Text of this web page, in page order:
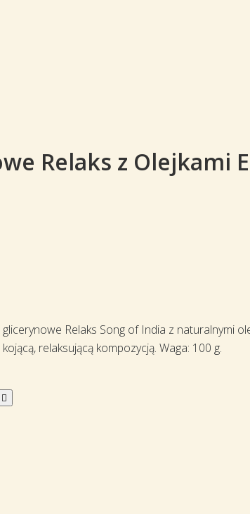
Relaks z Olejkami
Relaks Song of India z naturalnymi
relaksującą kompozycją. Waga: 100 g.
